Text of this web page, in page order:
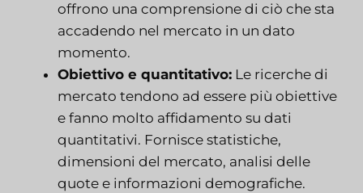
offrono una comprensione di ciò che sta
accadendo nel mercato in un dato
momento.
Obiettivo e quantitativo: Le ricerche di
mercato tendono ad essere più obiettive
e fanno molto affidamento su dati
quantitativi. Fornisce statistiche,
dimensioni del mercato, analisi delle
quote e informazioni demografiche.